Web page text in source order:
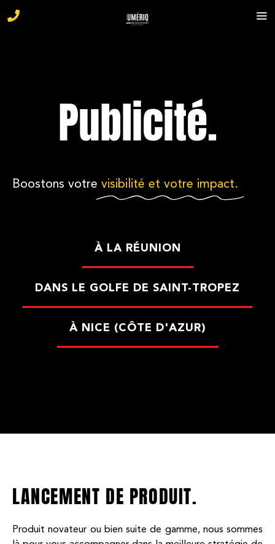
Publicité.
Boostons votre visibilité et votre impact.
À LA RÉUNION
DANS LE GOLFE DE SAINT-TROPEZ
À NICE (CÔTE D'AZUR)
LANCEMENT DE PRODUIT.
Produit novateur ou bien suite de gamme, nous sommes